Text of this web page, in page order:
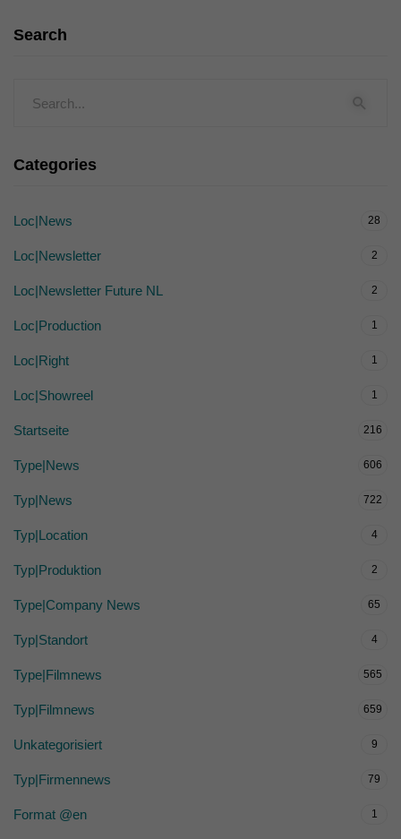
Search
Categories
Loc|News 28
Loc|Newsletter 2
Loc|Newsletter Future NL 2
Loc|Production 1
Loc|Right 1
Loc|Showreel 1
Startseite 216
Type|News 606
Typ|News 722
Typ|Location 4
Typ|Produktion 2
Type|Company News 65
Typ|Standort 4
Type|Filmnews 565
Typ|Filmnews 659
Unkategorisiert 9
Typ|Firmennews 79
Format @en 1